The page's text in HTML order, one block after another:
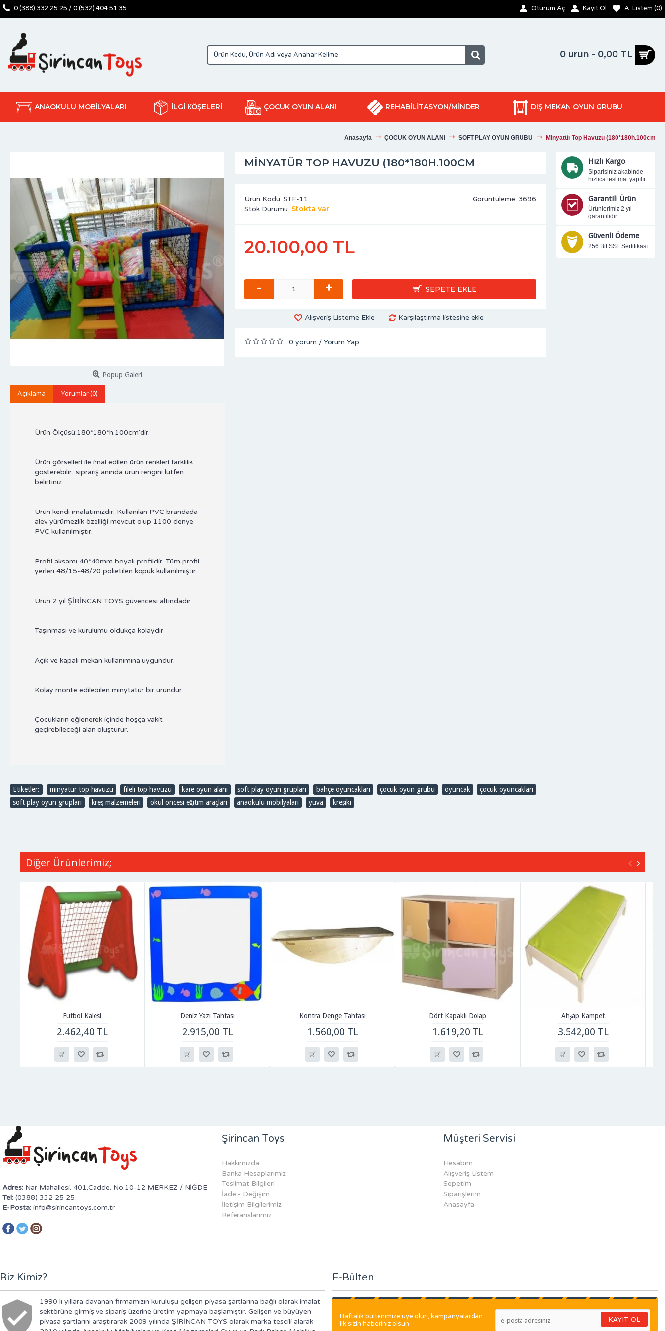
0 (388) 332 25 25 / 0 (532) 404 51 35 Oturum Aç Kayıt Ol A. Listem (0)
0 ürün - 0,00 TL
ANAOKULU MOBİLYALARI İLGİ KÖŞELERİ ÇOCUK OYUN ALANI REHABİLİTASYON/MİNDER DIŞ MEKAN OYUN GRUBU
Anasayfa ÇOCUK OYUN ALANI SOFT PLAY OYUN GRUBU Minyatür Top Havuzu (180*180h.100cm
Hızlı Kargo
Siparişiniz akabinde
hızlıca teslimat yapılır.
Garantili Ürün
Ürünlerimiz 2 yıl
garantilidir.
Güvenli Ödeme
256 Bit SSL Sertifikası
Popup Galeri
Açıklama Yorumlar (0)
Ürün Ölçüsü:180*180*h.100cm'dir.
Ürün görselleri ile imal edilen ürün renkleri farklılık
gösterebilir, siprariş anında ürün rengini lütfen
belirtiniz.
Ürün kendi imalatımızdır. Kullanılan PVC brandada
alev yürümezlik özelliği mevcut olup 1100 denye
PVC kullanılmıştır.
Profil aksamı 40*40mm boyalı profildir. Tüm profil
yerleri 48/15-48/20 polietilen köpük kullanılmıştır.
Ürün 2 yıl ŞİRİNCAN TOYS güvencesi altındadır.
Taşınması ve kurulumu oldukça kolaydır
Açık ve kapalı mekan kullanımına uygundur.
Kolay monte edilebilen minytatür bir üründür.
Çocukların eğlenerek içinde hoşça vakit
geçirebileceği alan oluşturur.
MINYATÜR TOP HAVUZU (180*180H.100CM
Görüntüleme: 3696
Ürün Kodu: STF-11
Stok Durumu: Stokta var
20.100,00 TL
- + SEPETE EKLE
Alışveriş Listeme Ekle Karşılaştırma listesine ekle
0 yorum / Yorum Yap
Etiketler: minyatür top havuzu fileli top havuzu kare oyun alanı soft play oyun grupları bahçe oyuncakları çocuk oyun grubu oyuncak çocuk oyuncakları
soft play oyun grupları
kreş malzemeleri okul öncesi eğitim araçları anaokulu mobilyaları yuva kreşiki
Diğer Ürünlerimiz;
Futbol Kalesi
2.462,40 TL
Deniz Yazı Tahtası
2.915,00 TL
Kontra Denge Tahtası
1.560,00 TL
Dört Kapaklı Dolap
1.619,20 TL
Ahşap Kampet
3.542,00 TL
Adres: Nar Mahallesi. 401.Cadde. No.10-12 MERKEZ / NİĞDE
Tel: (0388) 332 25 25
E-Posta: info@sirincantoys.com.tr
Şirincan Toys
Hakkımızda
Banka Hesaplarımız
Teslimat Bilgileri
İade - Değişim
İletişim Bilgilerimiz
Referanslarımız
Müşteri Servisi
Hesabım
Alışveriş Listem
Sepetim
Siparişlerim
Anasayfa
Biz Kimiz?
1990 lı yıllara dayanan firmamızın kuruluşu gelişen piyasa şartlarına bağlı olarak imalat
sektörüne girmiş ve sipariş üzerine üretim yapmaya başlamıştır. Gelişen ve büyüyen
piyasa şartlarını araştırarak 2009 yılında ŞİRİNCAN TOYS olarak marka tescili alarak
E-Bülten
Haftalık bültenimize üye olun, kampanyalardan
ilk sizin haberiniz olsun.
KAYIT OL